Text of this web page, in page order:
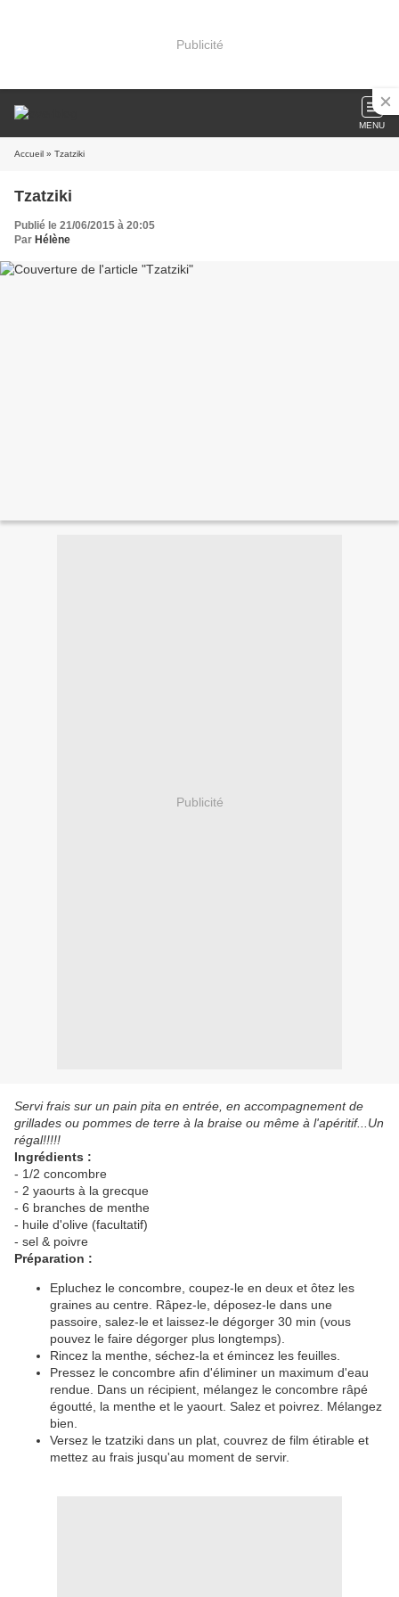
Publicité
MENU
Accueil » Tzatziki
Tzatziki
Publié le 21/06/2015 à 20:05
Par Hélène
Publicité
Servi frais sur un pain pita en entrée, en accompagnement de
grillades ou pommes de terre à la braise ou même à l'apéritif...Un
régal!!!!!
Ingrédients :
- 1/2 concombre
- 2 yaourts à la grecque
- 6 branches de menthe
- huile d'olive (facultatif)
- sel & poivre
Préparation :
Epluchez le concombre, coupez-le en deux et ôtez les
graines au centre. Râpez-le, déposez-le dans une
passoire, salez-le et laissez-le dégorger 30 min (vous
pouvez le faire dégorger plus longtemps).
Rincez la menthe, séchez-la et émincez les feuilles.
Pressez le concombre afin d'éliminer un maximum d'eau
rendue. Dans un récipient, mélangez le concombre râpé
égoutté, la menthe et le yaourt. Salez et poivrez. Mélangez
bien.
Versez le tzatziki dans un plat, couvrez de film étirable et
mettez au frais jusqu'au moment de servir.